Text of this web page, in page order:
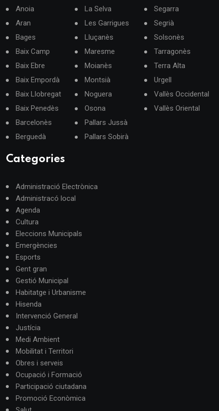
Anoia
Aran
Bages
Baix Camp
Baix Ebre
Baix Empordà
Baix Llobregat
Baix Penedès
Barcelonès
Berguedà
La Selva
Les Garrigues
Lluçanès
Maresme
Moianès
Montsià
Noguera
Osona
Pallars Jussà
Pallars Sobirà
Segarra
Segrià
Solsonès
Tarragonès
Terra Alta
Urgell
Vallès Occidental
Vallès Oriental
Categories
Administració Electrònica
Administracó local
Agenda
Cultura
Eleccions Municipals
Emergències
Esports
Gent gran
Gestió Municipal
Habitatge i Urbanisme
Hisenda
Intervenció General
Justícia
Medi Ambient
Mobilitat i Territori
Obres i serveis
Ocupació i Formació
Participació ciutadana
Promoció Econòmica